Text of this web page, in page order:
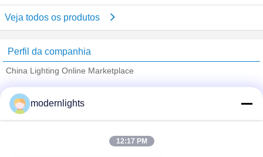
Veja todos os produtos
Perfil da companhia
China Lighting Online Marketplace
Trust Seal
Verified Suplier
modernlights
12:17 PM